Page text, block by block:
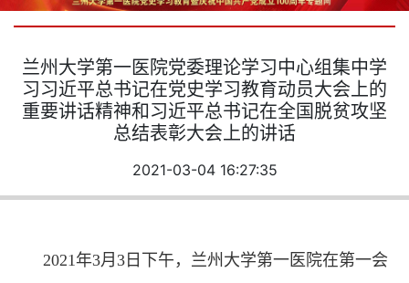
兰州大学第一医院党委理论学习中心组集中学
习习近平总书记在党史学习教育动员大会上的
重要讲话精神和习近平总书记在全国脱贫攻坚
总结表彰大会上的讲话
2021-03-04 16:27:35
2021年3月 3 日下午，兰州大学第一医院在第一会